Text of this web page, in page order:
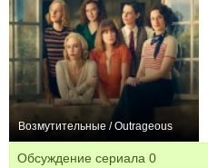
Возмутительные / Outrageous
Обсуждение сериала 0